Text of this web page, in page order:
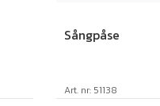
Sångpåse
Art. nr: 51138